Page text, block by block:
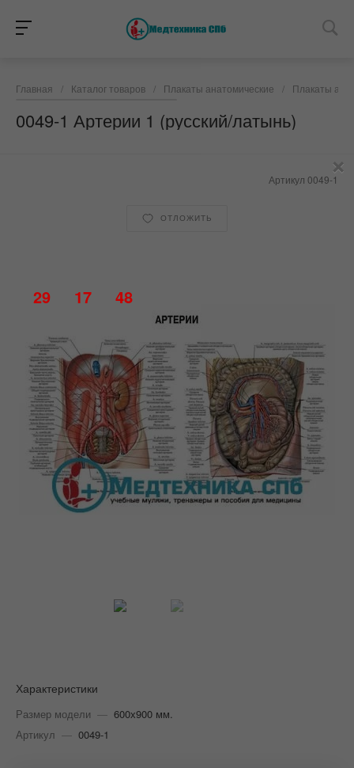
Главная / Каталог товаров / Плакаты анатомические / Плакаты
0049-1 Артерии 1 (русский/латынь)
Артикул 0049-1
ОТЛОЖИТЬ
Характеристики
Размер модели — 600х900 мм.
Артикул — 0049-1
×
29 17 48